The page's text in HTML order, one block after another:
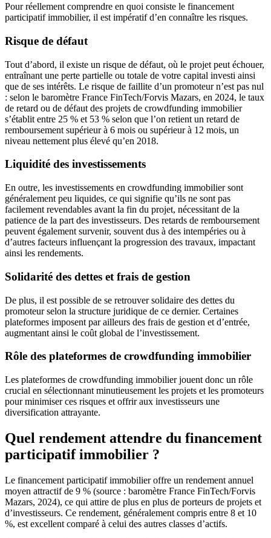
Pour réellement comprendre en quoi consiste le financement
participatif immobilier, il est impératif d’en connaître les risques.
Risque de défaut
Tout d’abord, il existe un risque de défaut, où le projet peut échouer,
entraînant une perte partielle ou totale de votre capital investi ainsi
que de ses intérêts. Le risque de faillite d’un promoteur n’est pas nul
: selon le baromètre France FinTech/Forvis Mazars, en 2024, le taux
de retard ou de défaut des projets de crowdfunding immobilier
s’établit entre 25 % et 53 % selon que l’on retient un retard de
remboursement supérieur à 6 mois ou supérieur à 12 mois, un
niveau nettement plus élevé qu’en 2018.
Liquidité des investissements
En outre, les investissements en crowdfunding immobilier sont
généralement peu liquides, ce qui signifie qu’ils ne sont pas
facilement revendables avant la fin du projet, nécessitant de la
patience de la part des investisseurs. Des retards de remboursement
peuvent également survenir, souvent dus à des intempéries ou à
d’autres facteurs influençant la progression des travaux, impactant
ainsi les rendements.
Solidarité des dettes et frais de gestion
De plus, il est possible de se retrouver solidaire des dettes du
promoteur selon la structure juridique de ce dernier. Certaines
plateformes imposent par ailleurs des frais de gestion et d’entrée,
augmentant ainsi le coût global de l’investissement.
Rôle des plateformes de crowdfunding immobilier
Les plateformes de crowdfunding immobilier jouent donc un rôle
crucial en sélectionnant minutieusement les projets et les promoteurs
pour minimiser ces risques et offrir aux investisseurs une
diversification attrayante.
Quel rendement attendre du financement
participatif immobilier ?
Le financement participatif immobilier offre un rendement annuel
moyen attractif de 9 % (source : baromètre France FinTech/Forvis
Mazars, 2024), ce qui attire de plus en plus de porteurs de projets et
d’investisseurs. Ce rendement, généralement compris entre 8 et 10
%, est excellent comparé à celui des autres classes d’actifs.